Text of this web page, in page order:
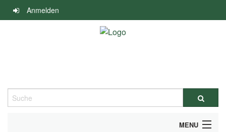
Navigation
überspringen
Anmelden
Suche
MENU